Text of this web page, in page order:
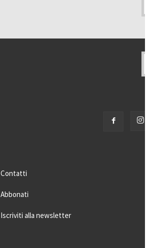
Contatti
Abbonati
Iscriviti alla newsletter